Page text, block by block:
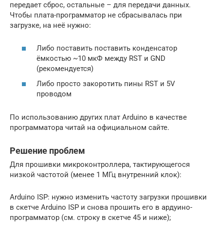
передает сброс, остальные – для передачи данных.
Чтобы плата-программатор не сбрасывалась при
загрузке, на неё нужно:
Либо поставить поставить конденсатор
ёмкостью ~10 мкФ между RST и GND
(рекомендуется)
Либо просто закоротить пины RST и 5V
проводом
По использованию других плат Arduino в качестве
программатора читай на официальном сайте.
Решение проблем
Для прошивки микроконтроллера, тактирующегося
низкой частотой (менее 1 МГц внутренний клок):
Arduino ISP: нужно изменить частоту загрузки прошивки
в скетче Arduino ISP и снова прошить его в ардуино-
программатор (см. строку в скетче 45 и ниже);